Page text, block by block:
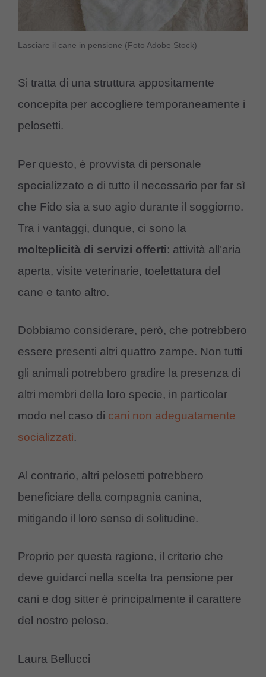
Lasciare il cane in pensione (Foto Adobe Stock)
Si tratta di una struttura appositamente
concepita per accogliere temporaneamente i
pelosetti.
Per questo, è provvista di personale
specializzato e di tutto il necessario per far sì
che Fido sia a suo agio durante il soggiorno.
Tra i vantaggi, dunque, ci sono la
molteplicità di servizi offerti: attività all’aria
aperta, visite veterinarie, toelettatura del
cane e tanto altro.
Dobbiamo considerare, però, che potrebbero
essere presenti altri quattro zampe. Non tutti
gli animali potrebbero gradire la presenza di
altri membri della loro specie, in particolar
modo nel caso di cani non adeguatamente
socializzati.
Al contrario, altri pelosetti potrebbero
beneficiare della compagnia canina,
mitigando il loro senso di solitudine.
Proprio per questa ragione, il criterio che
deve guidarci nella scelta tra pensione per
cani e dog sitter è principalmente il carattere
del nostro peloso.
Laura Bellucci